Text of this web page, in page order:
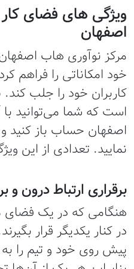
ویژگی های فضای
اصفهان
مرکز نوآوری هاب
خود امکاناتی را فراهم
کاربران خود را جلب کند.
است که شما می‌توانید
اصفهان حساب باز کنید
نمایید. تعدادی از این
برقراری ارتباط درون و
هنگامی که در یک فضای
در کنار یکدیگر قرار
پیش روی خود و تیم را